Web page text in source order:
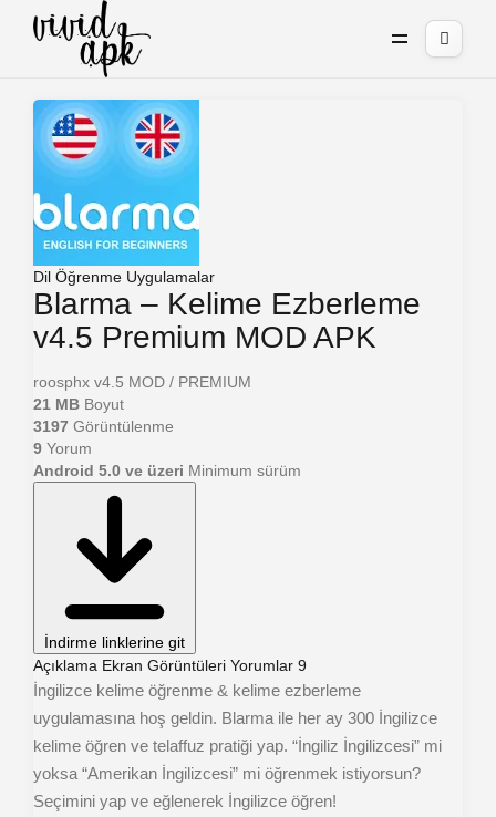
Dil Öğrenme Uygulamalar
Blarma – Kelime Ezberleme
v4.5 Premium MOD APK
roosphx v4.5 MOD / PREMIUM
21 MB Boyut
3197 Görüntülenme
9 Yorum
Android 5.0 ve üzeri Minimum sürüm
İndirme linklerine git
Açıklama Ekran Görüntüleri Yorumlar 9
İngilizce kelime öğrenme & kelime ezberleme
uygulamasına hoş geldin. Blarma ile her ay 300 İngilizce
kelime öğren ve telaffuz pratiği yap. “İngiliz İngilizcesi” mi
yoksa “Amerikan İngilizcesi” mi öğrenmek istiyorsun?
Seçimini yap ve eğlenerek İngilizce öğren!